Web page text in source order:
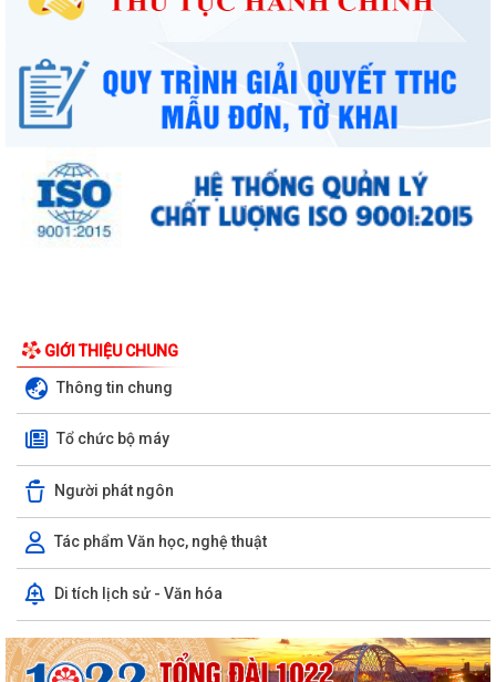
GIỚI THIỆU CHUNG
Thông tin chung
Tổ chức bộ máy
Người phát ngôn
Tác phẩm Văn học, nghệ thuật
Di tích lịch sử - Văn hóa